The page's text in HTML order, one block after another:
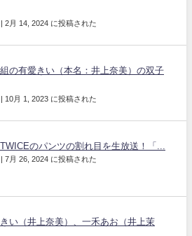
| 2月 14, 2024 に投稿された
組の有愛きい（本名：井上奈美）の双子
| 10月 1, 2023 に投稿された
TWICEのパンツの割れ目を生放送！「...
| 7月 26, 2024 に投稿された
きい（井上奈美）、一禾あお（井上茉